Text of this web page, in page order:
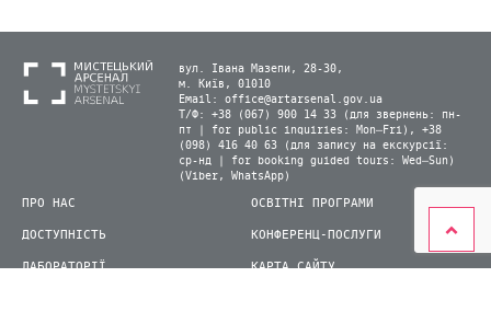
вул. Івана Мазепи, 28-30,
м. Київ, 01010
Email: office@artarsenal.gov.ua
Т/Ф: +38 (067) 900 14 33 (для звернень: пн-
пт | for public inquiries: Mon–Fri), +38
(098) 416 40 63 (для запису на екскурсії:
ср-нд | for booking guided tours: Wed–Sun)
(Viber, WhatsApp)
ПРО НАС
ДОСТУПНІСТЬ
ЛАБОРАТОРІЇ
ОСВІТНІ ПРОГРАМИ
КОНФЕРЕНЦ-ПОСЛУГИ
КАРТА САЙТУ